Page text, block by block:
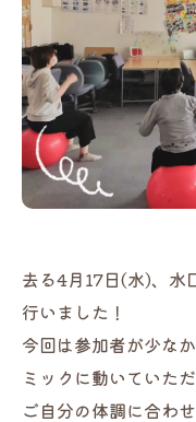
去る4月17日(水)、水
行いました！
今回は参加者が少な
ミックに動いていた
ご自分の体調に合わ